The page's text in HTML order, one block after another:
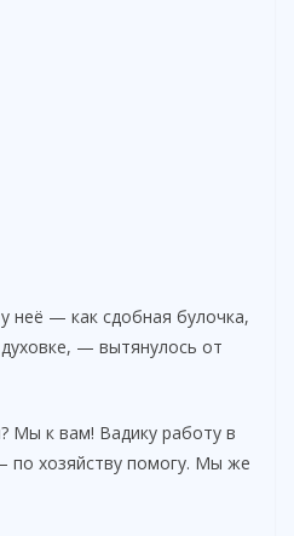
неё — как сдобная булочка,
— вытянулось от
Мы к вам! Вадику работу в
по хозяйству помогу. Мы же